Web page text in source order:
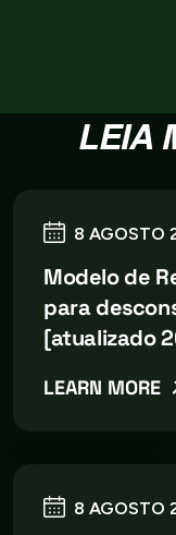
LEIA
8 AGOSTO
Modelo de
para
[atualizado
LEARN MORE
8 AGOSTO